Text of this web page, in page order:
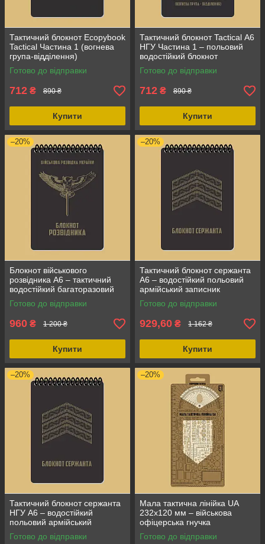
Тактичний блокнот Ecopybook
Tactical Частина 1 (вогнева
група-відділення)
водонепроникний,
всепогодний А6
Готово до відправки
712 ₴ 890 ₴
Купити
Тактичний блокнот Tactical А6
НГУ Частина 1 – польовий
водостійкий блокнот
«Вогнева група-відділення»
Готово до відправки
712 ₴ 890 ₴
Купити
–20%
Блокнот військового
розвідника А6 – тактичний
водостійкий багаторазовий
блокнот ECOPYBOOK
TACTICAL
Готово до відправки
960 ₴ 1 200 ₴
Купити
–20%
Тактичний блокнот сержанта
А6 – водостійкий польовий
армійський записник
Готово до відправки
929,60 ₴ 1 162 ₴
Купити
–20%
Тактичний блокнот сержанта
НГУ А6 – водостійкий
польовий армійський
записник
Готово до відправки
–20%
Мала тактична лінійка UA
232x120 мм – військова
офіцерська гнучка
антиблікова лінійка
Готово до відправки